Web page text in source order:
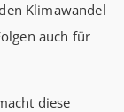
Klimawandel
auch für
diese